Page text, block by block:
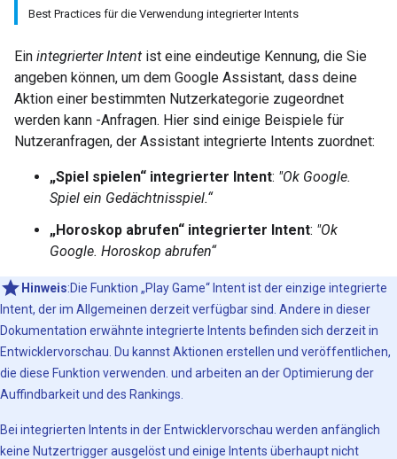
Best Practices für die Verwendung integrierter Intents
Ein integrierter Intent ist eine eindeutige Kennung, die Sie
angeben können, um dem Google Assistant, dass deine
Aktion einer bestimmten Nutzerkategorie zugeordnet
werden kann -Anfragen. Hier sind einige Beispiele für
Nutzeranfragen, der Assistant integrierte Intents zuordnet:
„Spiel spielen“ integrierter Intent: "Ok Google.
Spiel ein Gedächtnisspiel.“
„Horoskop abrufen“ integrierter Intent: "Ok
Google. Horoskop abrufen“
Hinweis:Die Funktion „Play Game“ Intent ist der einzige integrierte
Intent, der im Allgemeinen derzeit verfügbar sind. Andere in dieser
Dokumentation erwähnte integrierte Intents befinden sich derzeit in
Entwicklervorschau. Du kannst Aktionen erstellen und veröffentlichen,
die diese Funktion verwenden. und arbeiten an der Optimierung der
Auffindbarkeit und des Rankings.
Bei integrierten Intents in der Entwicklervorschau werden anfänglich
keine Nutzertrigger ausgelöst und einige Intents überhaupt nicht